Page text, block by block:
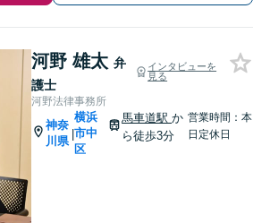
河野 雄太 弁
護士
インタビューを
見る
河野法律事務所
神奈
川県
|
横浜
市中
区
馬車道駅か
ら徒歩3分
営業時間：本
日定休日